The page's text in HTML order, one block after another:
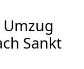
Sankt